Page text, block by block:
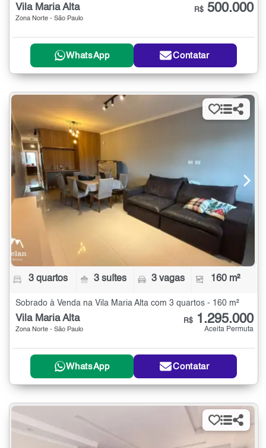
Vila Maria Alta
Zona Norte - São Paulo
R$ 500.000
WhatsApp Contatar
3 quartos 3 suítes 3 vagas 160 m²
Sobrado à Venda na Vila Maria Alta com 3 quartos - 160 m²
Vila Maria Alta
Zona Norte - São Paulo
R$ 1.295.000
Aceita Permuta
WhatsApp Contatar